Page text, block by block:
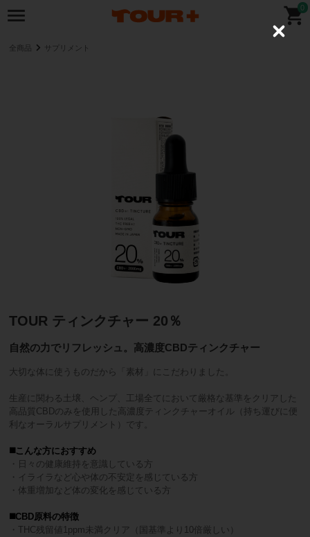
0
全商品 サプリメント
TOUR ティンクチャー 20％
自然の力でリフレッシュ。高濃度CBDティンクチャー
大切な体に使うものだから「素材」にこだわりました。
生産に関わる土壌、ヘンプ、工場全てにおいて厳格な基準をクリアした
高品質CBDのみを使用した高濃度ティンクチャーオイル（持ち運びに便
利なオーラルサプリメント）です。
◼️こんな方におすすめ
・日々の健康維持を意識している方
・イライラなど心や体の不安定を感じている方
・体重増加など体の変化を感じている方
◼️CBD原料の特徴
・THC残留値1ppm未満クリア（国基準より10倍厳しい）
C